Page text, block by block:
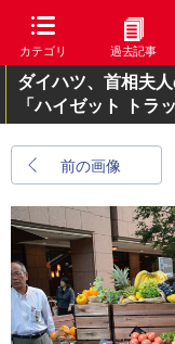
カテゴリ 過去記事
ダイハツ、首相夫
「ハイゼット トラ
前の画像